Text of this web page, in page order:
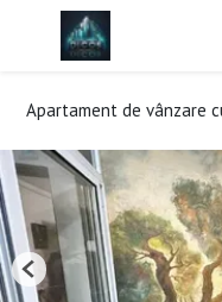
Apartament de vânzare
Previous